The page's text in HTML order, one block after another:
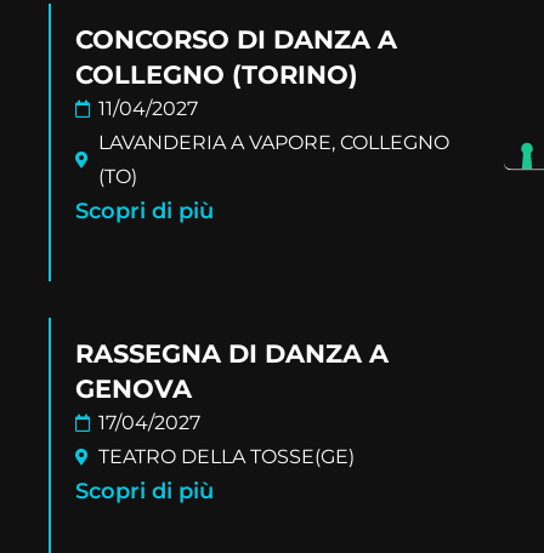
CONCORSO DI DANZA A
COLLEGNO (TORINO)
11/04/2027
LAVANDERIA A VAPORE, COLLEGNO
(TO)
Scopri di più
RASSEGNA DI DANZA A
GENOVA
17/04/2027
TEATRO DELLA TOSSE(GE)
Scopri di più